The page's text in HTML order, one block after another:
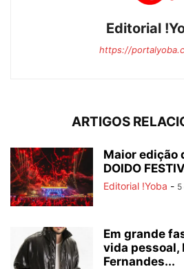
Editorial
https://
ARTIGOS
Maior edição
DOIDO
Editorial !Yoba -
Em grande
vida pessoal,
Fernandes...